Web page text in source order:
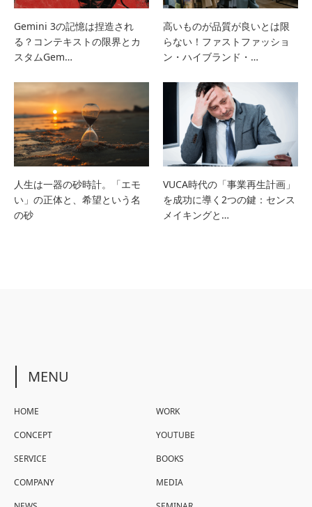
Gemini 3の記憶は捏造され
る？コンテキストの限界とカ
スタムGem…
高いものが品質が良いとは限
らない！ファストファッショ
ン・ハイブランド・…
人生は一器の砂時計。「エモ
い」の正体と、希望という名
の砂
VUCA時代の「事業再生計画」
を成功に導く2つの鍵：センス
メイキングと…
MENU
HOME
CONCEPT
SERVICE
COMPANY
WORK
YOUTUBE
BOOKS
MEDIA